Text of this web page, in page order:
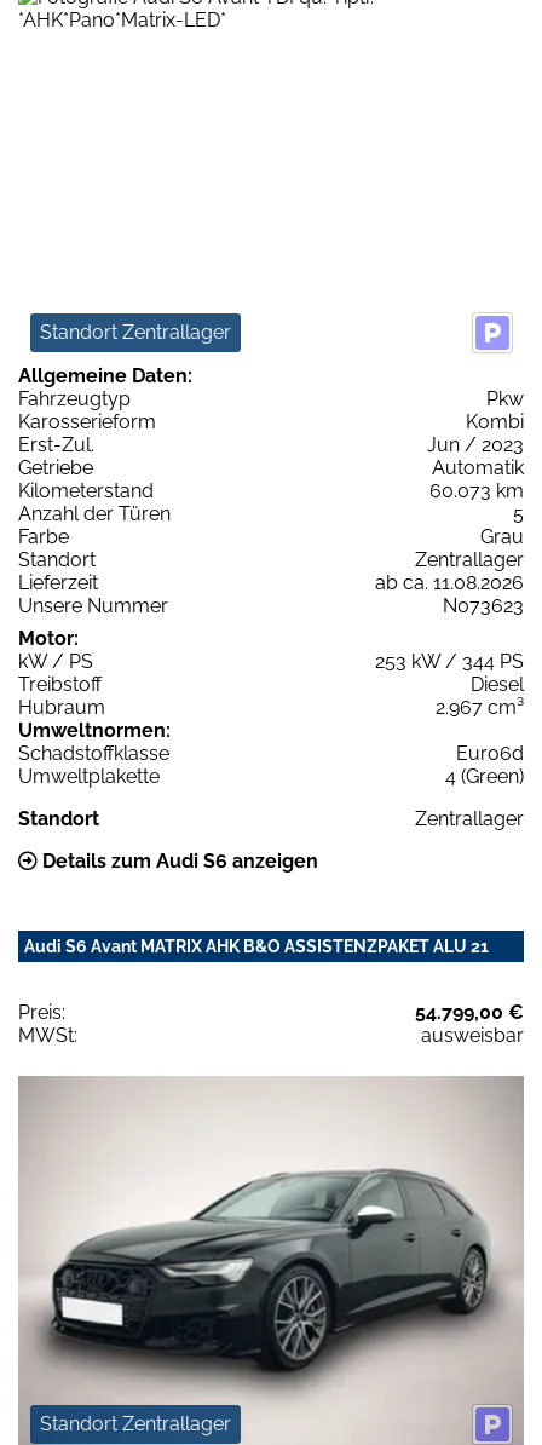
Standort Zentrallager
Allgemeine Daten:
Fahrzeugtyp
Pkw
Karosserieform
Kombi
Erst-Zul.
Jun / 2023
Getriebe
Automatik
Kilometerstand
60.073 km
Anzahl der Türen
5
Farbe
Grau
Standort
Zentrallager
Lieferzeit
ab ca. 11.08.2026
Unsere Nummer
N073623
Motor:
kW / PS
253 kW / 344 PS
Treibstoff
Diesel
Hubraum
2.967 cm³
Umweltnormen:
Schadstoffklasse
Euro6d
Umweltplakette
4 (Green)
Standort
Zentrallager
Details zum Audi S6 anzeigen
Audi S6 Avant MATRIX AHK B&O ASSISTENZPAKET ALU 21
Preis:
54.799,00 €
MWSt:
ausweisbar
Standort Zentrallager